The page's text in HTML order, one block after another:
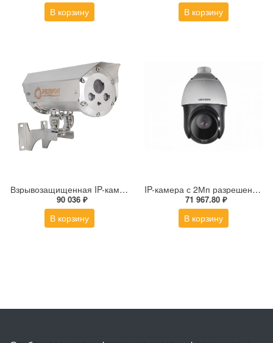
В корзину В корзину
Взрывозащищенная IP-камера Релион Релион-Exd-Н-150-ИК-IP2Мп2.8mm-220-С-TR
90 036 ₽
В корзину
IP-камера с 2Мп разрешением DS-2DE4225IW-DE(S5)
71 967.80 ₽
В корзину